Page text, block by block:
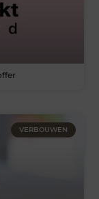
VERBOUWEN